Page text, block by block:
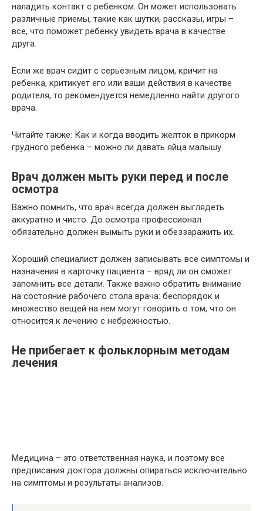
наладить контакт с ребенком. Он может использовать
различные приемы, такие как шутки, рассказы, игры –
все, что поможет ребенку увидеть врача в качестве
друга.
Если же врач сидит с серьезным лицом, кричит на
ребенка, критикует его или ваши действия в качестве
родителя, то рекомендуется немедленно найти другого
врача.
Читайте также: Как и когда вводить желток в прикорм
грудного ребенка – можно ли давать яйца малышу
Врач должен мыть руки перед и после
осмотра
Важно помнить, что врач всегда должен выглядеть
аккуратно и чисто. До осмотра профессионал
обязательно должен вымыть руки и обеззаражить их.
Хороший специалист должен записывать все симптомы и
назначения в карточку пациента – вряд ли он сможет
запомнить все детали. Также важно обратить внимание
на состояние рабочего стола врача: беспорядок и
множество вещей на нем могут говорить о том, что он
относится к лечению с небрежностью.
Не прибегает к фольклорным методам
лечения
Медицина – это ответственная наука, и поэтому все
предписания доктора должны опираться исключительно
на симптомы и результаты анализов.